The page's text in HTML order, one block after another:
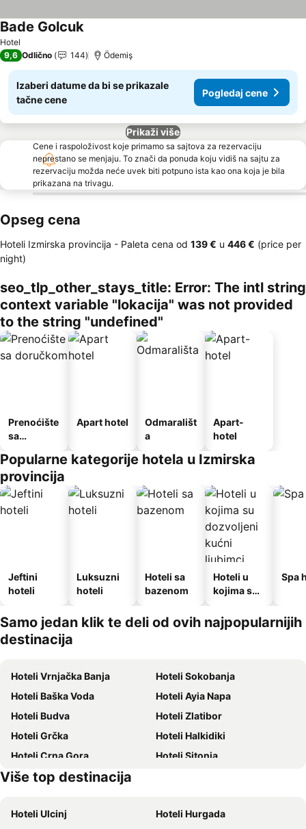
Hotel
Bade Golcuk
9,6 Odlično 144 Ödemiş
Izaberi datume da bi se prikazale
tačne cene
Pogledaj cene
Prikaži više
Cene i raspoloživost koje primamo sa sajtova za rezervaciju
neprestano se menjaju. To znači da ponuda koju vidiš na sajtu za
rezervaciju možda neće uvek biti potpuno ista kao ona koja je bila
prikazana na trivagu.
Opseg cena
Hoteli Izmirska provincija - Paleta cena od ‎139 € u ‎446 € (price per
night)
seo_tlp_other_stays_title: Error: The intl string
context variable "lokacija" was not provided
to the string "undefined"
Prenoćište
sa
Apart hotel
Odmarališt
a
Apart-
hotel
Popularne kategorije hotela u Izmirska
provincija
Jeftini
hoteli
Luksuzni
hoteli
Hoteli sa
bazenom
Hoteli u
kojima su
kućni
ljubimci
Spa
Samo jedan klik te deli od ovih najpopularnijih
destinacija
Hoteli Vrnjačka Banja
Hoteli Sokobanja
Hoteli Baška Voda
Hoteli Ayia Napa
Hoteli Budva
Hoteli Zlatibor
Hoteli Grčka
Hoteli Halkidiki
Hoteli Crna Gora
Hoteli Sitonia
Hoteli Krit
Više top destinacija
Hoteli Ulcinj
Hoteli Hurgada